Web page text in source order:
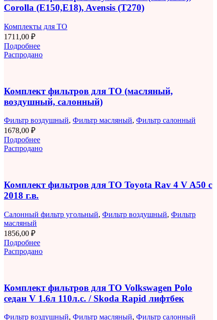
Corolla (E150,E18), Avensis (T270)
Комплекты для ТО
1711,00 ₽
Подробнее
Распродано
Комплект фильтров для ТО (масляный,
воздушный, салонный)
Фильтр воздушный, Фильтр масляный, Фильтр салонный
1678,00 ₽
Подробнее
Распродано
Комплект фильтров для ТО Toyota Rav 4 V A50 с
2018 г.в.
Салонный фильтр угольный, Фильтр воздушный, Фильтр
масляный
1856,00 ₽
Подробнее
Распродано
Комплект фильтров для ТО Volkswagen Polo
седан V 1.6л 110л.с. / Skoda Rapid лифтбек
Фильтр воздушный, Фильтр масляный, Фильтр салонный